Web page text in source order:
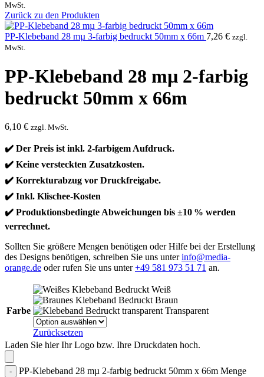
MwSt.
Zurück zu den Produkten
PP-Klebeband 28 mµ 3-farbig bedruckt 50mm x 66m 7,26 € zzgl.
MwSt.
PP-Klebeband 28 mµ 2-farbig
bedruckt 50mm x 66m
6,10 € zzgl. MwSt.
✔️ Der Preis ist inkl. 2-farbigem Aufdruck.
✔️ Keine versteckten Zusatzkosten.
✔️ Korrekturabzug vor Druckfreigabe.
✔️ Inkl. Klischee-Kosten
✔️ Produktionsbedingte Abweichungen bis ±10 % werden
verrechnet.
Sollten Sie größere Mengen benötigen oder Hilfe bei der Erstellung
des Designs benötigen, schreiben Sie uns unterinfo@media-
orange.de oder rufen Sie uns unter+49 581 973 51 71 an.
Farbe
Weiß
Braun
Transparent
Zurücksetzen
Laden Sie hier Ihr Logo bzw. Ihre Druckdaten hoch.
PP-Klebeband 28 mµ 2-farbig bedruckt 50mm x 66m Menge